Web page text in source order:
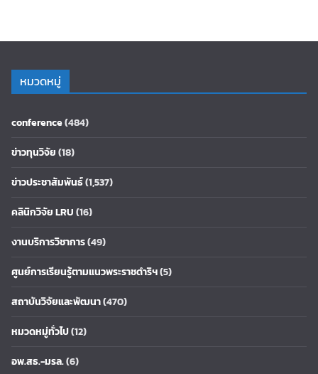
หมวดหมู่
conference(484)
ข่าวทุนวิจัย(18)
ข่าวประชาสัมพันธ์(1,537)
คลินิกวิจัย LRU(16)
งานบริการวิชาการ(49)
ศูนย์การเรียนรู้ตามแนวพระราชดำริฯ(5)
สถาบันวิจัยและพัฒนา(470)
หมวดหมู่ทั่วไป(12)
อพ.สธ.-มรล.(6)